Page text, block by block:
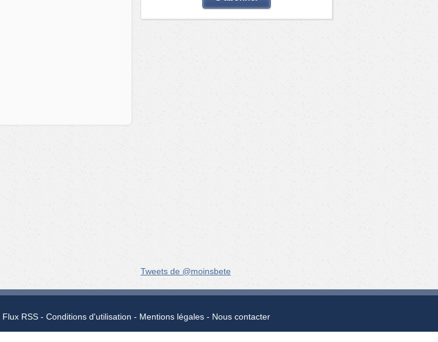
Tweets de @moinsbete
Flux RSS Conditions d'utilisation Mentions légales Nous contacter